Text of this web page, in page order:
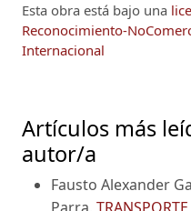
Esta obra está bajo una
Reconocimiento-
Internacional
Artículos más
autor/a
Fausto Alexander